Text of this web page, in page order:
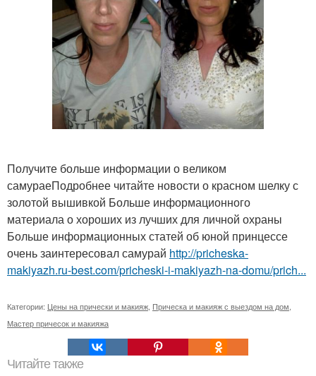
Получите больше информации о великом
самураеПодробнее читайте новости о красном шелку с
золотой вышивкой Больше информационного
материала о хороших из лучших для личной охраны
Больше информационных статей об юной принцессе
очень заинтересовал самурай http://pricheska-
makiyazh.ru-best.com/pricheski-i-makiyazh-na-domu/prich...
Категории: Цены на прически и макияж Прическа и макияж с выездом на дом
Мастер причесок и макияжа
Читайте также